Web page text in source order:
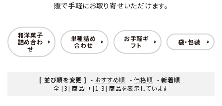
販で手軽にお取り寄せいただけます。
和洋菓子
詰め合わ
せ
単種詰め
合わせ
お手軽ギ
フト
袋・包装
[ 並び順を変更 ] - おすすめ順 -価格順 -新着順
全 [3] 商品中 [1-3] 商品を表示しています